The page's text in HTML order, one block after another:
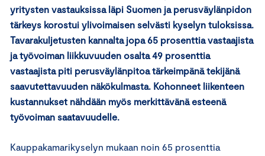
yritysten vastauksissa läpi Suomen ja perusväylänpidon
tärkeys korostui ylivoimaisen selvästi kyselyn tuloksissa.
Tavarakuljetusten kannalta jopa 65 prosenttia vastaajista
ja työvoiman liikkuvuuden osalta 49 prosenttia
vastaajista piti perusväylänpitoa tärkeimpänä tekijänä
saavutettavuuden näkökulmasta. Kohonneet liikenteen
kustannukset nähdään myös merkittävänä esteenä
työvoiman saatavuudelle.
Kauppakamarikyselyn mukaan noin 65 prosenttia